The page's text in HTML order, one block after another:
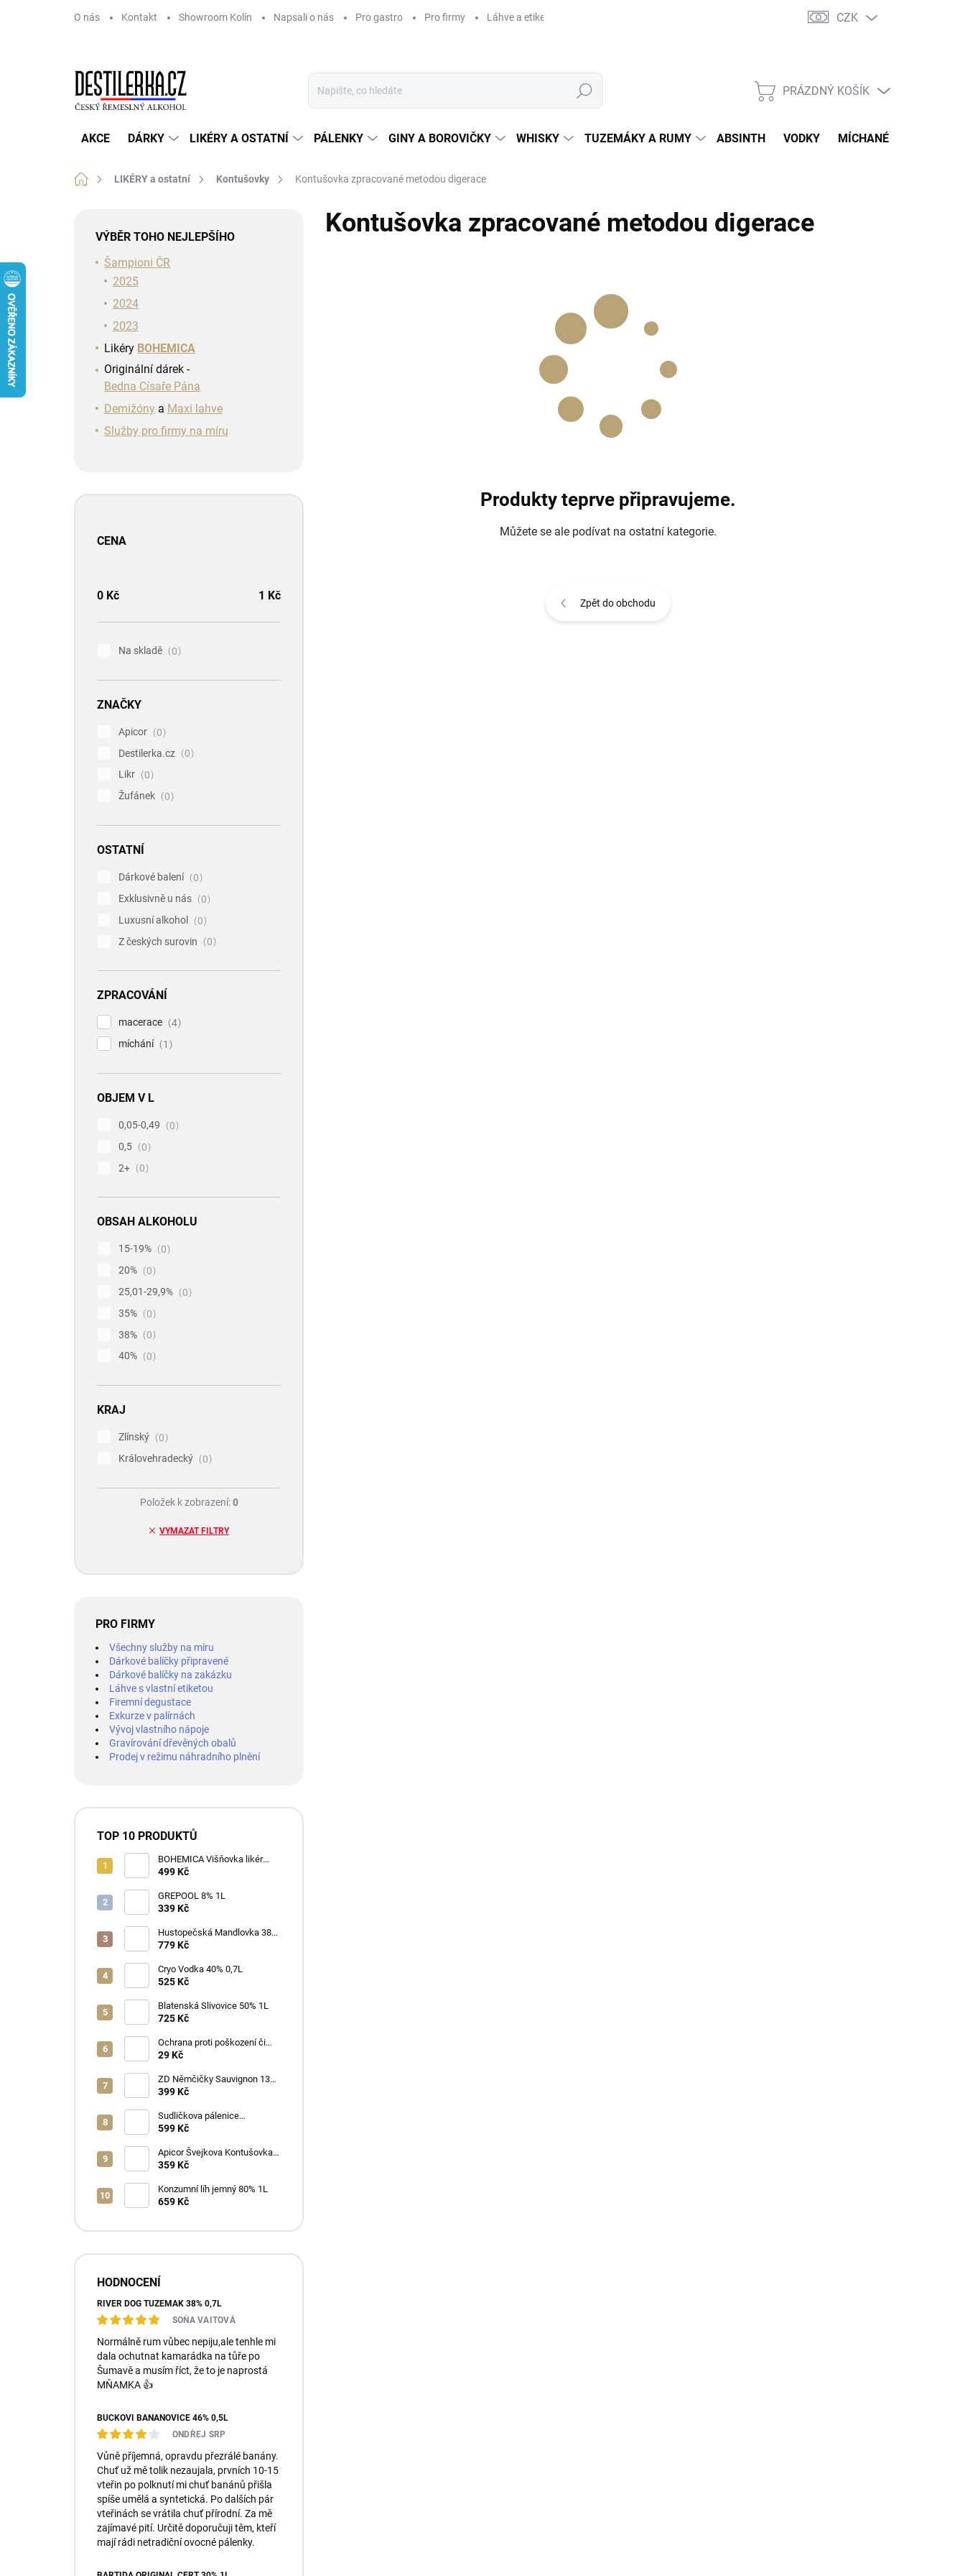
O nás Kontakt Showroom Kolín Napsali o nás Pro gastro Pro firmy Láhve a etikety na míru Doprava Jak balíme zásilky
CZK
Hledat
NÁKUPNÍ
PRÁZDNÝ KOŠÍK
AKCE DÁRKY LIKÉRY A OSTATNÍ PÁLENKY GINY A BOROVIČKY WHISKY TUZEMÁKY A RUMY ABSINTH VODKY MÍCHANÉ DRINKY
Domů LIKÉRY a ostatní Kontušovky Kontušovka zpracované metodou digerace
VÝBĚR TOHO NEJLEPŠÍHO
Šampioni ČR
2025
2024
2023
Likéry BOHEMICA
Originální dárek -
Bedna Císaře Pána
Demižóny a Maxi lahve
Služby pro firmy na míru
CENA
0 Kč 1 Kč
Na skladě 0
ZNAČKY
Apicor
0
Destilerka.cz
0
Likr
0
Žufánek
0
OSTATNÍ
Dárkové balení
0
Exklusivně u nás
0
Luxusní alkohol
0
Z českých surovin
0
ZPRACOVÁNÍ
macerace
4
míchání
1
OBJEM V L
0,05-0,49
0
0,5
0
2+
0
OBSAH ALKOHOLU
15-19%
0
20%
0
25,01-29,9%
0
35%
0
38%
0
40%
0
KRAJ
Zlínský
0
Královehradecký
0
VYMAZAT FILTRY
Položek k zobrazení:0
PRO FIRMY
Všechny služby na míru
Dárkové balíčky připravené
Dárkové balíčky na zakázku
Láhve s vlastní etiketou
Firemní degustace
Exkurze v palírnách
Vývoj vlastního nápoje
Gravírování dřevěných obalů
Prodej v režimu náhradního plnění
TOP 10 PRODUKTŮ
BOHEMICA Višňovka likér
25% 0,7L
499 Kč
GREPOOL 8% 1L
339 Kč
Hustopečská Mandlovka 38%
1L
779 Kč
Cryo Vodka 40% 0,7L
525 Kč
Blatenská Slivovice 50% 1L
725 Kč
Ochrana proti poškození či
ztrátě
29 Kč
ZD Němčičky Sauvignon 13%
2025 Bag in Box 3L - suché
399 Kč
Sudličkova pálenice
Ořechovka 30% 0,7L
599 Kč
Apicor Švejkova Kontušovka
40% 0,5L
359 Kč
Konzumní líh jemný 80% 1L
659 Kč
HODNOCENÍ
RIVER DOG TUZEMÁK 38% 0,7L
SOŇA VAITOVÁ
Normálně rum vůbec nepiju,ale tenhle mi
dala ochutnat kamarádka na tůře po
Šumavě a musím říct, že to je naprostá
MŇAMKA 👍
BUČKOVI BANÁNOVICE 46% 0,5L
ONDŘEJ SRP
Vůně příjemná, opravdu přezrálé banány.
Chuť už mě tolik nezaujala, prvních 10-15
vteřin po polknutí mi chuť banánů přišla
spíše umělá a syntetická. Po dalších pár
vteřinách se vrátila chuť přírodní. Za mě
zajímavé pití. Určitě doporučuji těm, kteří
mají rádi netradiční ovocné pálenky.
Kontušovka zpracované metodou digerace
Produkty teprve připravujeme.
Můžete se ale podívat na ostatní kategorie.
Zpět do obchodu